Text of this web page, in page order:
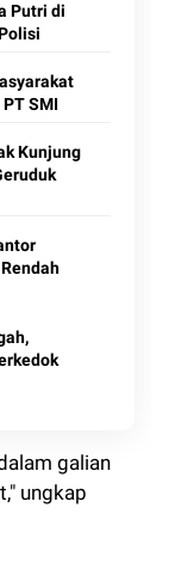
Putri di
SMI
Kunjung
galian
ungkap